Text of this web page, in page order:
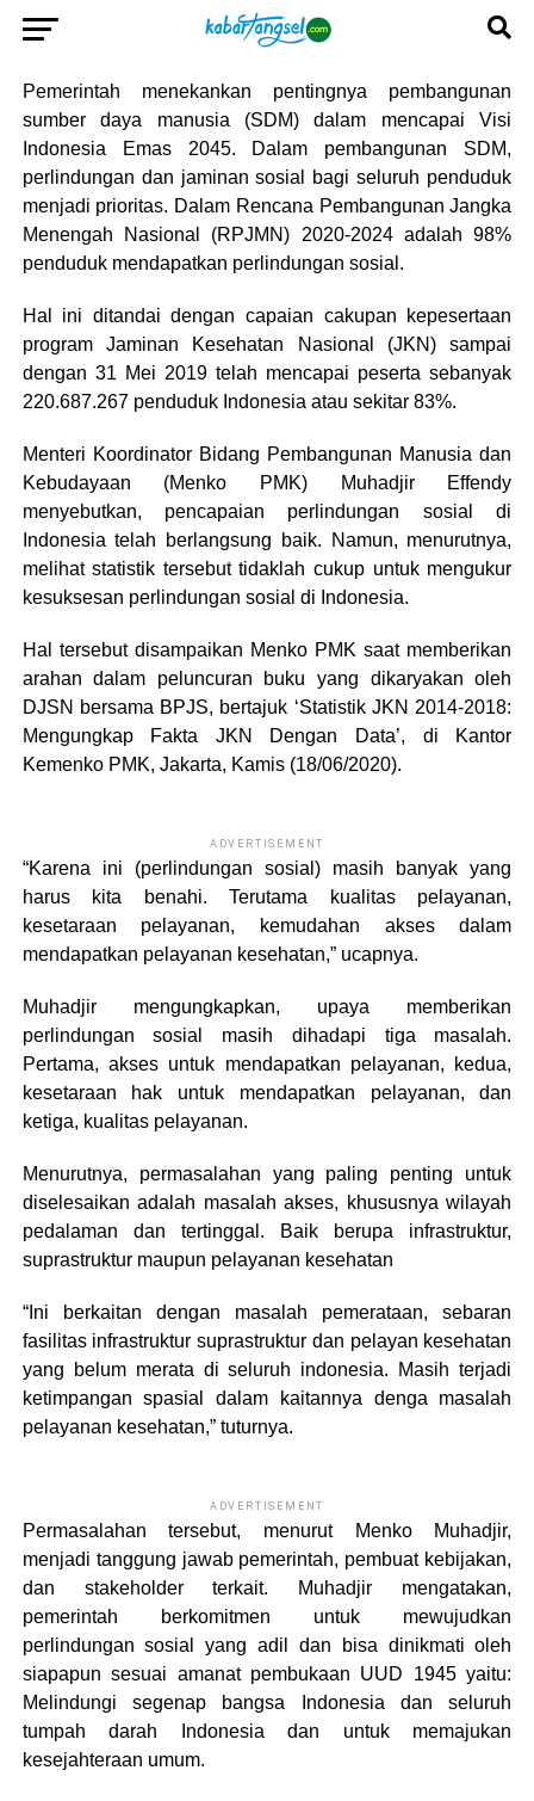
Pemerintah menekankan pentingnya pembangunan
sumber daya manusia (SDM) dalam mencapai Visi
Indonesia Emas 2045. Dalam pembangunan SDM,
perlindungan dan jaminan sosial bagi seluruh penduduk
menjadi prioritas. Dalam Rencana Pembangunan Jangka
Menengah Nasional (RPJMN) 2020-2024 adalah 98%
penduduk mendapatkan perlindungan sosial.
Hal ini ditandai dengan capaian cakupan kepesertaan
program Jaminan Kesehatan Nasional (JKN) sampai
dengan 31 Mei 2019 telah mencapai peserta sebanyak
220.687.267 penduduk Indonesia atau sekitar 83%.
Menteri Koordinator Bidang Pembangunan Manusia dan
Kebudayaan (Menko PMK) Muhadjir Effendy
menyebutkan, pencapaian perlindungan sosial di
Indonesia telah berlangsung baik. Namun, menurutnya,
melihat statistik tersebut tidaklah cukup untuk mengukur
kesuksesan perlindungan sosial di Indonesia.
Hal tersebut disampaikan Menko PMK saat memberikan
arahan dalam peluncuran buku yang dikaryakan oleh
DJSN bersama BPJS, bertajuk ‘Statistik JKN 2014-2018:
Mengungkap Fakta JKN Dengan Data’, di Kantor
Kemenko PMK, Jakarta, Kamis (18/06/2020).
ADVERTISEMENT
“Karena ini (perlindungan sosial) masih banyak yang
harus kita benahi. Terutama kualitas pelayanan,
kesetaraan pelayanan, kemudahan akses dalam
mendapatkan pelayanan kesehatan,” ucapnya.
Muhadjir mengungkapkan, upaya memberikan
perlindungan sosial masih dihadapi tiga masalah.
Pertama, akses untuk mendapatkan pelayanan, kedua,
kesetaraan hak untuk mendapatkan pelayanan, dan
ketiga, kualitas pelayanan.
Menurutnya, permasalahan yang paling penting untuk
diselesaikan adalah masalah akses, khususnya wilayah
pedalaman dan tertinggal. Baik berupa infrastruktur,
suprastruktur maupun pelayanan kesehatan
“Ini berkaitan dengan masalah pemerataan, sebaran
fasilitas infrastruktur suprastruktur dan pelayan kesehatan
yang belum merata di seluruh indonesia. Masih terjadi
ketimpangan spasial dalam kaitannya denga masalah
pelayanan kesehatan,” tuturnya.
ADVERTISEMENT
Permasalahan tersebut, menurut Menko Muhadjir,
menjadi tanggung jawab pemerintah, pembuat kebijakan,
dan stakeholder terkait. Muhadjir mengatakan,
pemerintah berkomitmen untuk mewujudkan
perlindungan sosial yang adil dan bisa dinikmati oleh
siapapun sesuai amanat pembukaan UUD 1945 yaitu:
Melindungi segenap bangsa Indonesia dan seluruh
tumpah darah Indonesia dan untuk memajukan
kesejahteraan umum.